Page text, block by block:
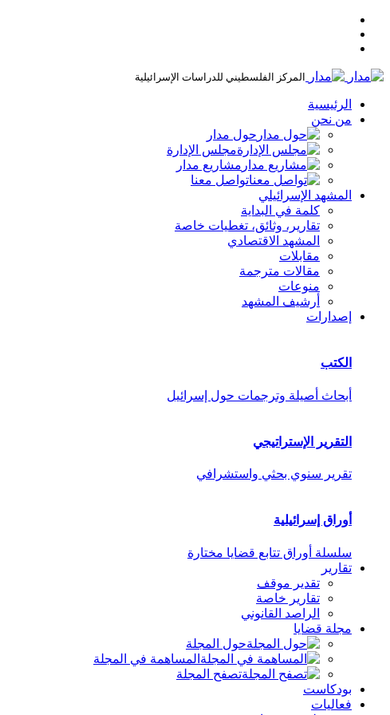
المركز الفلسطيني للدراسات الإسرائيلية
الرئيسية
من نحن
حول مدار
مجلس الإدارة
مشاريع مدار
تواصل معنا
المشهد الإسرائيلي
كلمة في البداية
تقارير، وثائق، تغطيات خاصة
المشهد الاقتصادي
مقابلات
مقالات مترجمة
منوعات
أرشيف المشهد
إصدارات
الكتب
أبحاث أصيلة وترجمات حول إسرائيل
التقرير الإستراتيجي
تقرير سنوي بحثي واستشرافي
أوراق إسرائيلية
سلسلة أوراق تتابع قضايا مختارة
تقارير
تقدير موقف
تقارير خاصة
الراصد القانوني
مجلة قضايا
حول المجلة
المساهمة في المجلة
تصفح المجلة
بودكاست
فعاليات